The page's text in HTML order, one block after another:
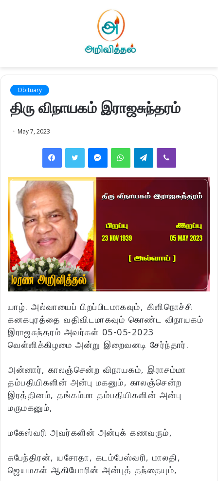
Obituary
திரு விநாயகம் இராஜசுந்தரம்
May 7, 2023
FacebookTwitter MessengerWhatsAppTelegramViber
யாழ். அல்வாயைப் பிறப்பிடமாகவும், கிளிநொச்சி
கனகபுரத்தை வதிவிடமாகவும் கொண்ட விநாயகம்
இராஜசுந்தரம் அவர்கள் 05-05-2023
வெள்ளிக்கிழமை அன்று இறைவனடி சேர்ந்தார்.
அன்னார், காலஞ்சென்ற விநாயகம், இராசம்மா
தம்பதியிகளின் அன்பு மகனும், காலஞ்சென்ற
இரத்தினம், தங்கம்மா தம்பதியிகளின் அன்பு
மருமகனும்,
மகேஸ்வரி அவர்களின் அன்புக் கணவரும்,
சுபேந்திரன், யசோதா, கடம்பேஸ்வரி, மாலதி,
ஜெயமகள் ஆகியோரின் அன்புத் தந்தையும்,